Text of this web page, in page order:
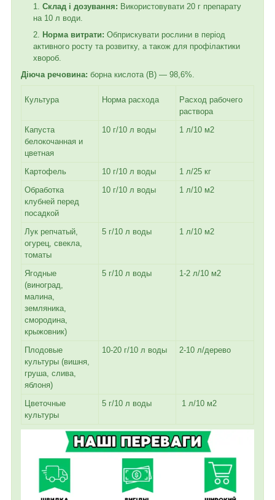
Склад і дозування: Використовувати 20 г препарату
на 10 л води.
Норма витрати: Обприскувати рослини в період
активного росту та розвитку, а також для профілактики
хвороб.
Діюча речовина: борна кислота (B) — 98,6%.
Культура Норма расхода
Расход рабочего
раствора
Капуста
белокочанная и
цветная
10 г/10 л воды 1 л/10 м2
Картофель 10 г/10 л воды
1 л/25 кг
Обработка
клубней перед
посадкой
10 г/10 л воды 1 л/10 м2
Лук репчатый,
огурец, свекла,
томаты
5 г/10 л воды 1 л/10 м2
Ягодные
(виноград,
малина,
земляника,
смородина,
крыжовник)
5 г/10 л воды 1-2 л/10 м2
Плодовые
культуры (вишня,
груша, слива,
яблоня)
10-20 г/10 л воды 2-10 л/дерево
Цветочные
культуры
5 г/10 л воды 1 л/10 м2